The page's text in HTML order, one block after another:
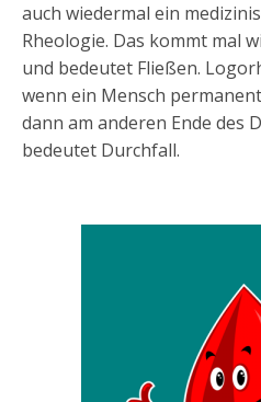
auch wiedermal ein
Rheologie. Das kommt mal
und bedeutet Fließen.
wenn ein Mensch
dann am anderen Ende des
bedeutet Durchfall.